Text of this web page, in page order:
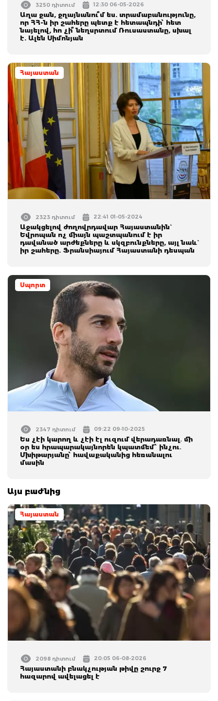
3250 դիտում 12:30 06-05-2026
Աղա ջան, ջղայնանու՞մ ես. տրամաբանությունը,
որ ՀՀ-ն իր շահերը պետք է հետապնդի՝ հետ
նայելով, հո չի՞ նեղսրտում Ռուսաստանը, սխալ
է. Ալեն Սիմոնյան
Հայաստան
2323 դիտում 22:41 01-05-2024
Աջակցելով ժողովրդավար Հայաստանին`
Եվրոպան ոչ միայն պաշտպանում է իր
դավանած արժեքները և սկզբունքները, այլ նաև`
իր շահերը. Ֆրանսիայում Հայաստանի դեսպան
Սպորտ
2347 դիտում 09:22 09-10-2025
Ես չէի կարող և չէի էլ ուզում վերադառնալ․ մի
օր ես հրապարակայնորեն կպատմեմ՝ ինչու․
Մխիթարյանը՝ հավաքականից հեռանալու
մասին
Այս բաժնից
Հայաստան
2098 դիտում 20:05 06-08-2026
Հայաստանի բնակչության թիվը շուրջ 7
հազարով ավելացել է